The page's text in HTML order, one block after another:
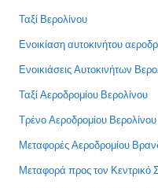
Ταξί Βερολίνου
Ενοικίαση αυτοκινήτου
Ενοικιάσεις Αυτοκινήτων
Ταξί Αεροδρομίου Βερολίνου
Τρένο Αεροδρομίου Βερολίνου
Μεταφορές Αεροδρομίου
Μεταφορά προς τον Κεντρικό